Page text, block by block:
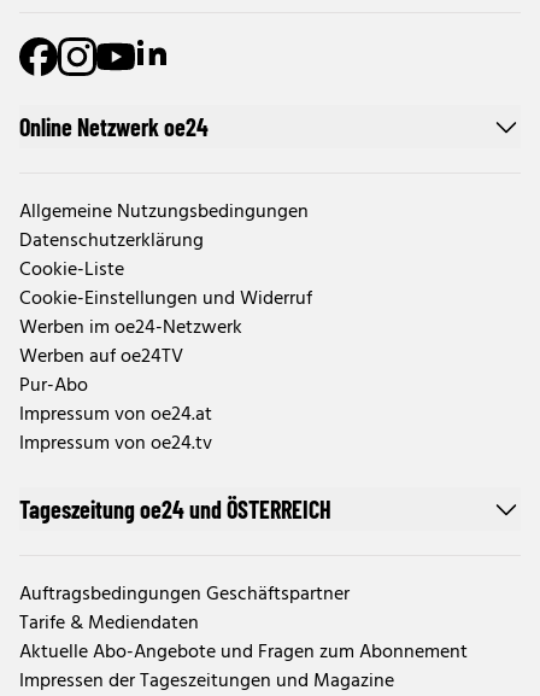
Online Netzwerk oe24
Allgemeine Nutzungsbedingungen
Datenschutzerklärung
Cookie-Liste
Cookie-Einstellungen und Widerruf
Werben im oe24-Netzwerk
Werben auf oe24TV
Pur-Abo
Impressum von oe24.at
Impressum von oe24.tv
Tageszeitung oe24 und ÖSTERREICH
Auftragsbedingungen Geschäftspartner
Tarife & Mediendaten
Aktuelle Abo-Angebote und Fragen zum Abonnement
Impressen der Tageszeitungen und Magazine